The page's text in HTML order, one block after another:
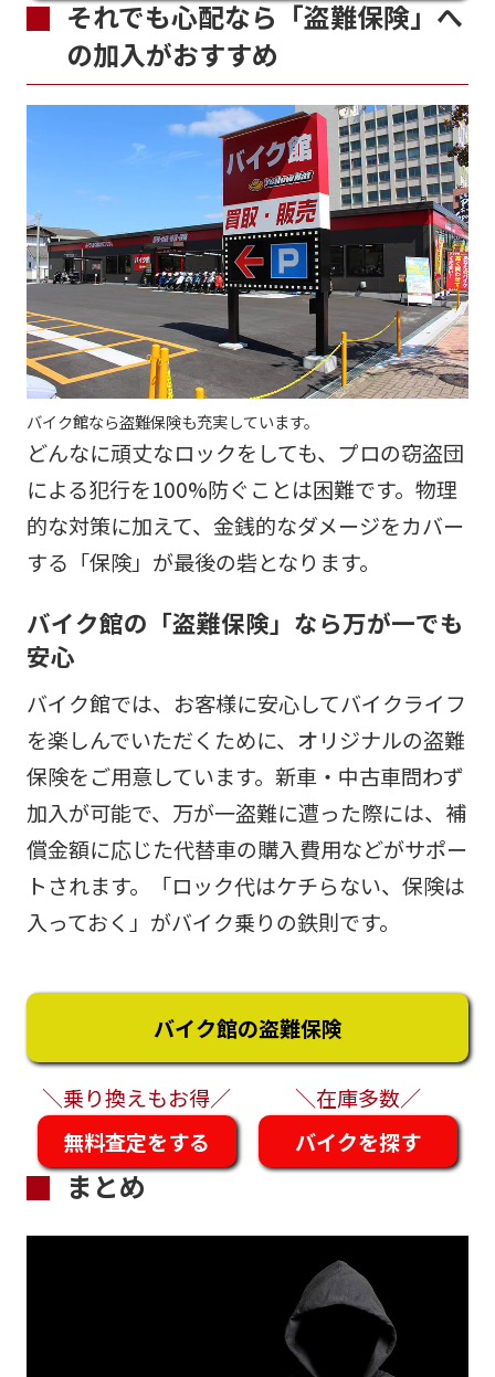
それでも心配なら「盗難保険」へ
の加入がおすすめ
バイク館なら盗難保険も充実しています。
どんなに頑丈なロックをしても、プロの窃盗団
による犯行を100%防ぐことは困難です。物理
的な対策に加えて、金銭的なダメージをカバー
する「保険」が最後の砦となります。
バイク館の「盗難保険」なら万が一でも
安心
バイク館では、お客様に安心してバイクライフ
を楽しんでいただくために、オリジナルの盗難
保険をご用意しています。新車・中古車問わず
加入が可能で、万が一盗難に遭った際には、補
償金額に応じた代替車の購入費用などがサポー
トされます。「ロック代はケチらない、保険は
入っておく」がバイク乗りの鉄則です。
バイク館の盗難保険
＼乗り換えもお得／
＼在庫多数／
無料査定をする
バイクを探す
まとめ